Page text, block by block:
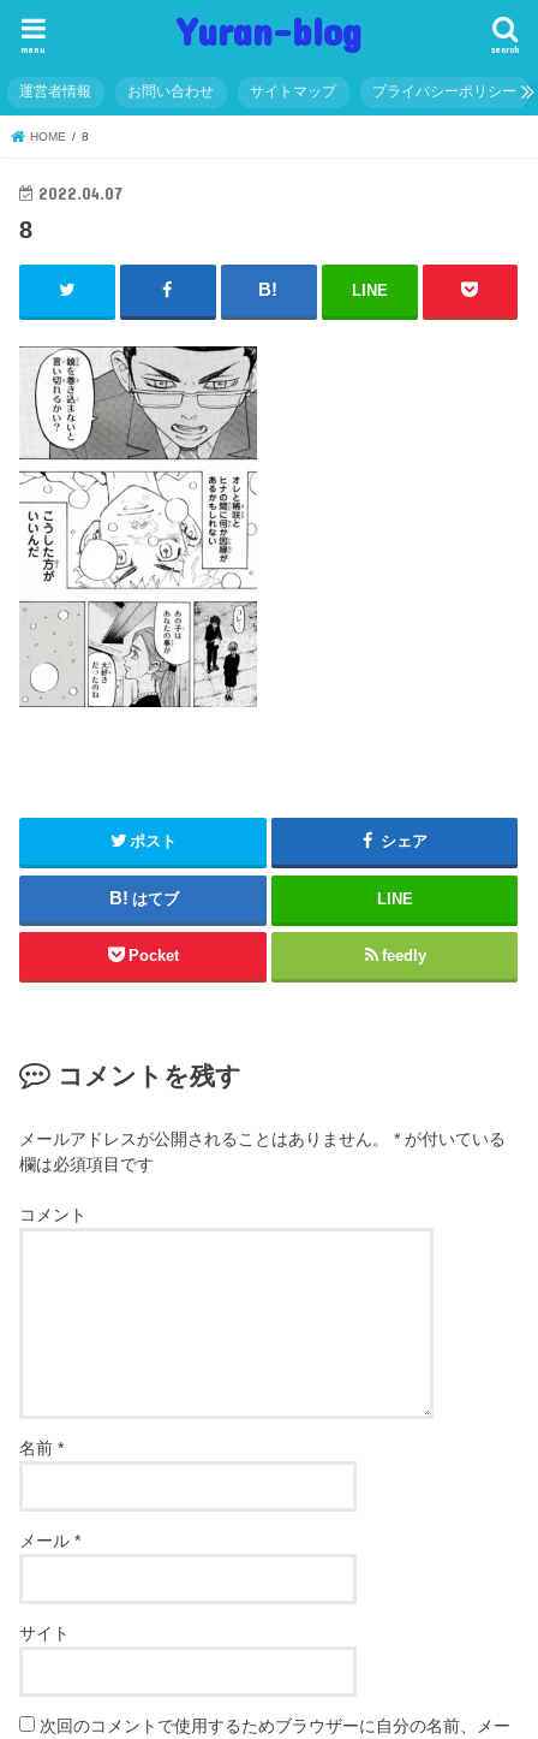
Yuran-blog search
menu
運営者情報 お問い合わせ サイトマップ プライバシーポリシー
HOME 8
2022.04.07
8
LINE
ポスト シェア
はてブ LINE
Pocket feedly
コメントを残す
メールアドレスが公開されることはありません。 * が付いている
欄は必須項目です
コメント
名前*
メール*
サイト
次回のコメントで使用するためブラウザーに自分の名前、メー